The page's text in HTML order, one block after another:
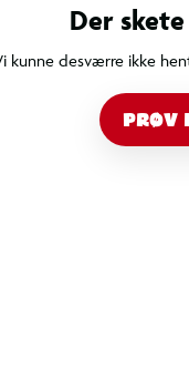
Der
kunne desværre ikke
PRØV